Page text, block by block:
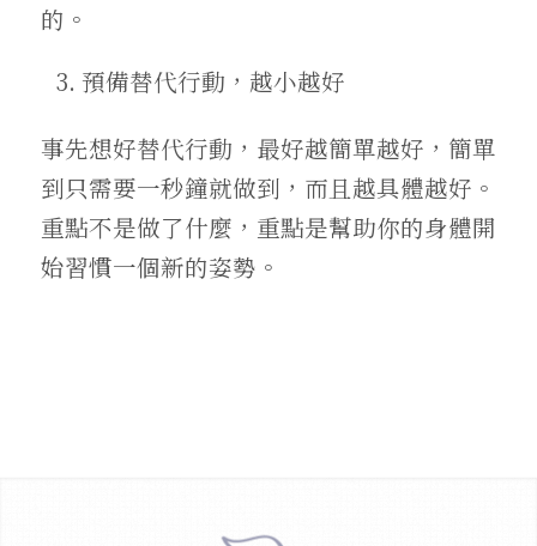
的。
預備替代行動，越小越好
事先想好替代行動，最好越簡單越好，簡單
到只需要一秒鐘就做到，而且越具體越好。
重點不是做了什麼，重點是幫助你的身體開
始習慣一個新的姿勢。